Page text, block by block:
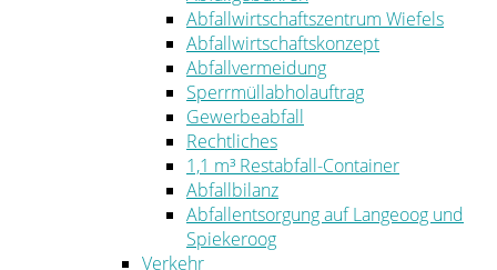
Abfallwirtschaftszentrum Wiefels
Abfallwirtschaftskonzept
Abfallvermeidung
Sperrmüllabholauftrag
Gewerbeabfall
Rechtliches
1,1 m³ Restabfall-Container
Abfallbilanz
Abfallentsorgung auf Langeoog und
Spiekeroog
Verkehr